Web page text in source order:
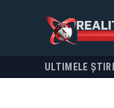
ULTIMELE ȘTIRI